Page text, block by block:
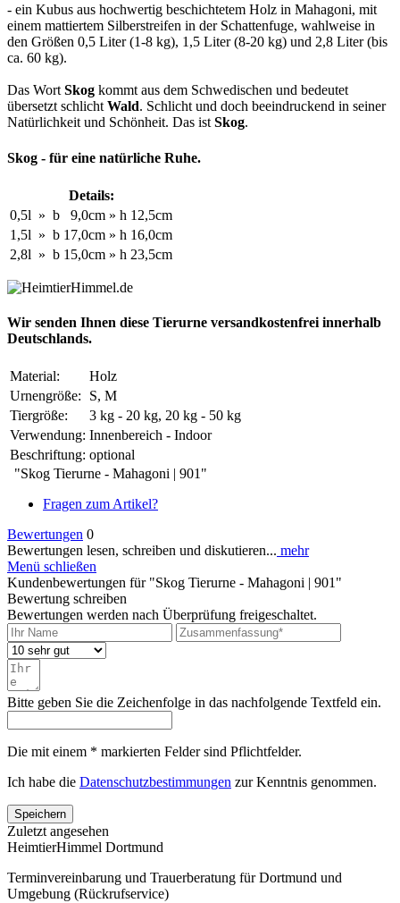
- ein Kubus aus hochwertig beschichtetem Holz in Mahagoni, mit
einem mattiertem Silberstreifen in der Schattenfuge, wahlweise in
den Größen 0,5 Liter (1-8 kg), 1,5 Liter (8-20 kg) und 2,8 Liter (bis
ca. 60 kg).
Das Wort Skog kommt aus dem Schwedischen und bedeutet
übersetzt schlicht Wald. Schlicht und doch beeindruckend in seiner
Natürlichkeit und Schönheit. Das ist Skog.
Skog - für eine natürliche Ruhe.
Details:
0,5l » b 9,0cm » h 12,5cm
1,5l » b 17,0cm » h 16,0cm
2,8l » b 15,0cm » h 23,5cm
Wir senden Ihnen diese Tierurne versandkostenfrei innerhalb
Deutschlands.
Material:
Holz
Urnengröße:
S, M
Tiergröße:
3 kg - 20 kg, 20 kg - 50 kg
Verwendung: Innenbereich - Indoor
Beschriftung: optional
"Skog Tierurne - Mahagoni | 901"
Fragen zum Artikel?
Bewertungen 0
Bewertungen lesen, schreiben und diskutieren... mehr
Menü schließen
Kundenbewertungen für "Skog Tierurne - Mahagoni | 901"
Bewertung schreiben
Bewertungen werden nach Überprüfung freigeschaltet.
Bitte geben Sie die Zeichenfolge in das nachfolgende Textfeld ein.
Die mit einem * markierten Felder sind Pflichtfelder.
Ich habe die Datenschutzbestimmungen zur Kenntnis genommen.
Speichern
Zuletzt angesehen
HeimtierHimmel Dortmund
Terminvereinbarung und Trauerberatung für Dortmund und
Umgebung (Rückrufservice)